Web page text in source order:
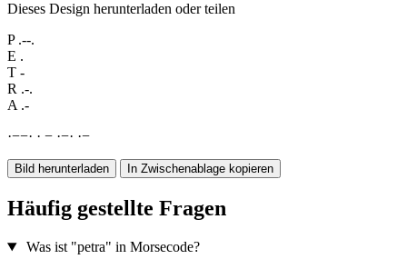
Dieses Design herunterladen oder teilen
P .--.
E .
T -
R .-.
A .-
·−−· · − ·−· ·−
Bild herunterladen In Zwischenablage kopieren
Häufig gestellte Fragen
Was ist "petra" in Morsecode?